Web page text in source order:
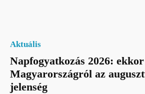
Aktuális
Napfogyatkozás 2026:
Magyarországról az
jelenség